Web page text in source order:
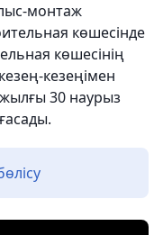
монтаж
көшесінде
көшесінің
кезеңімен
30 наурыз